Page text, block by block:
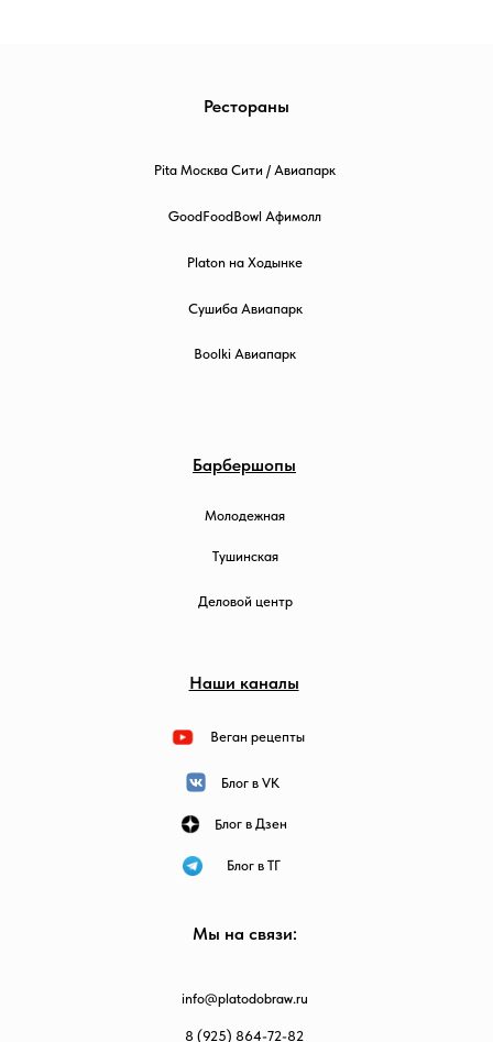
Барбершопы
Молодежная
Тушинская
Деловой центр
Рестораны
Pita Москва Сити / Авиапарк
GoodFoodBowl Афимолл
Platon на Ходынке
Сушиба Авиапарк
Boolki Авиапарк
Наши каналы
Блог в VK
Веган рецепты
Блог в Дзен
Блог в ТГ
Мы на связи:
info@platodobraw.ru
8 (925) 864-72-82